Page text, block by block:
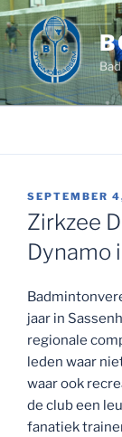
Ga
naar
de
inhoud
GEPLAATST
OP
SEPTEMBER
Zirkzee
Dynamo
jaar in
regionale
leden waar
waar ook
de club een
fanatiek